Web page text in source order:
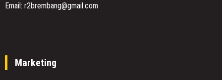
Email: r2brembang@gmail.com
Marketing